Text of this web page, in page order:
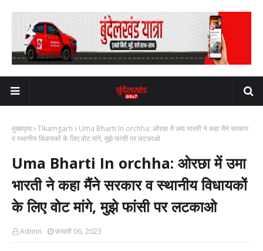
मुख्यपृष्ठ Tikamgarh
Uma Bharti In orchha: ओरछा में उमा भारती ने कहा मैंने सरकार
व स्थानीय विधायकों के लिए वोट मांगे, मुझे फांसी पर लटकाओ
Uma Bharti In orchha: ओरछा में उमा
भारती ने कहा मैंने सरकार व स्थानीय विधायकों
के लिए वोट मांगे, मुझे फांसी पर लटकाओ
Admin फ़रवरी 06, 2023